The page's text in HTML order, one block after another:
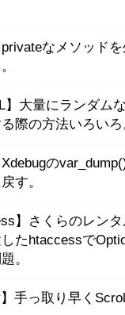
privateなメソッド
】大量にランダム
際の方法いろいろ
Xdebugの
す。
】さくらのレン
たhtaccessで
。
】手っ取り早く